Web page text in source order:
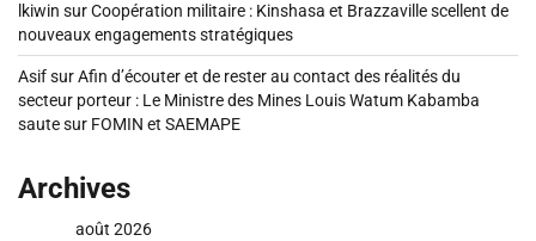
lkiwin surCoopération militaire : Kinshasa et Brazzaville scellent de
nouveaux engagements stratégiques
AsifsurAfin d’écouter et de rester au contact des réalités du
secteur porteur : Le Ministre des Mines Louis Watum Kabamba
saute sur FOMIN et SAEMAPE
Archives
août 2026